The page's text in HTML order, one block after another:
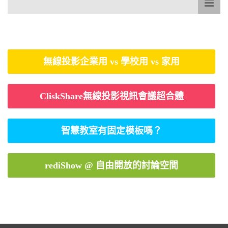
無線投影企業用 vs 學校用 vs 家用
CliskShare無線投影視訊會議超合體
智慧教室有固定模板嗎？
rediShow @ 自由開放的討論空間